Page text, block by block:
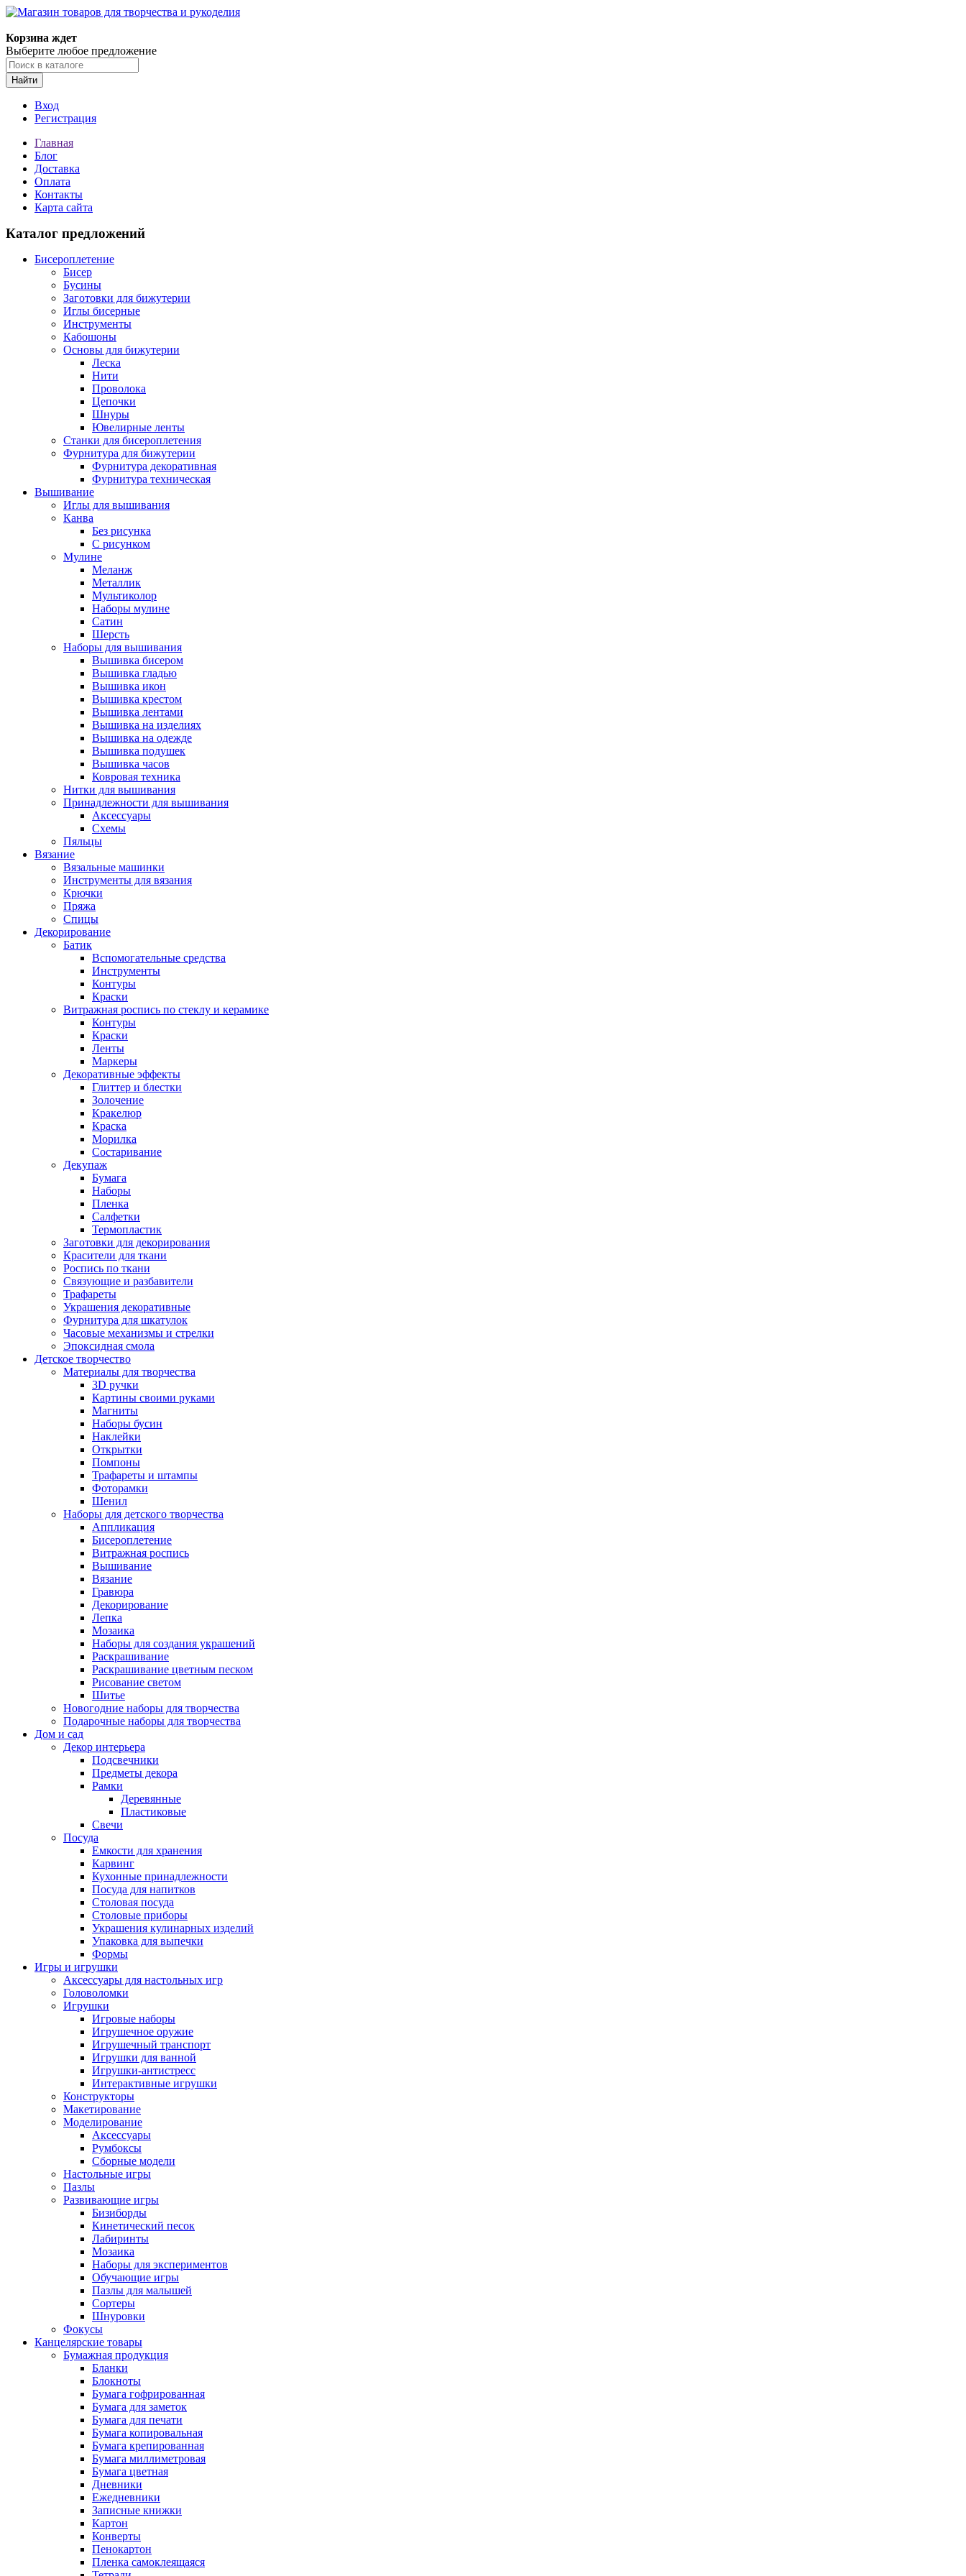
Корзина ждет
Выберите любое предложение
Найти
Вход
Регистрация
Главная
Блог
Доставка
Оплата
Контакты
Карта сайта
Каталог предложений
Бисероплетение
Бисер
Бусины
Заготовки для бижутерии
Иглы бисерные
Инструменты
Кабошоны
Основы для бижутерии
Леска
Нити
Проволока
Цепочки
Шнуры
Ювелирные ленты
Станки для бисероплетения
Фурнитура для бижутерии
Фурнитура декоративная
Фурнитура техническая
Вышивание
Иглы для вышивания
Канва
Без рисунка
С рисунком
Мулине
Меланж
Металлик
Мультиколор
Наборы мулине
Сатин
Шерсть
Наборы для вышивания
Вышивка бисером
Вышивка гладью
Вышивка икон
Вышивка крестом
Вышивка лентами
Вышивка на изделиях
Вышивка на одежде
Вышивка подушек
Вышивка часов
Ковровая техника
Нитки для вышивания
Принадлежности для вышивания
Аксессуары
Схемы
Пяльцы
Вязание
Вязальные машинки
Инструменты для вязания
Крючки
Пряжа
Спицы
Декорирование
Батик
Вспомогательные средства
Инструменты
Контуры
Краски
Витражная роспись по стеклу и керамике
Контуры
Краски
Ленты
Маркеры
Декоративные эффекты
Глиттер и блестки
Золочение
Кракелюр
Краска
Морилка
Состаривание
Декупаж
Бумага
Наборы
Пленка
Салфетки
Термопластик
Заготовки для декорирования
Красители для ткани
Роспись по ткани
Связующие и разбавители
Трафареты
Украшения декоративные
Фурнитура для шкатулок
Часовые механизмы и стрелки
Эпоксидная смола
Детское творчество
Материалы для творчества
3D ручки
Картины своими руками
Магниты
Наборы бусин
Наклейки
Открытки
Помпоны
Трафареты и штампы
Фоторамки
Шенил
Наборы для детского творчества
Аппликация
Бисероплетение
Витражная роспись
Вышивание
Вязание
Гравюра
Декорирование
Лепка
Мозаика
Наборы для создания украшений
Раскрашивание
Раскрашивание цветным песком
Рисование светом
Шитье
Новогодние наборы для творчества
Подарочные наборы для творчества
Дом и сад
Декор интерьера
Подсвечники
Предметы декора
Рамки
Деревянные
Пластиковые
Свечи
Посуда
Емкости для хранения
Карвинг
Кухонные принадлежности
Посуда для напитков
Столовая посуда
Столовые приборы
Украшения кулинарных изделий
Упаковка для выпечки
Формы
Игры и игрушки
Аксессуары для настольных игр
Головоломки
Игрушки
Игровые наборы
Игрушечное оружие
Игрушечный транспорт
Игрушки для ванной
Игрушки-антистресс
Интерактивные игрушки
Конструкторы
Макетирование
Моделирование
Аксессуары
Румбоксы
Сборные модели
Настольные игры
Пазлы
Развивающие игры
Бизиборды
Кинетический песок
Лабиринты
Мозаика
Наборы для экспериментов
Обучающие игры
Пазлы для малышей
Сортеры
Шнуровки
Фокусы
Канцелярские товары
Бумажная продукция
Бланки
Блокноты
Бумага гофрированная
Бумага для заметок
Бумага для печати
Бумага копировальная
Бумага крепированная
Бумага миллиметровая
Бумага цветная
Дневники
Ежедневники
Записные книжки
Картон
Конверты
Пенокартон
Пленка самоклеящаяся